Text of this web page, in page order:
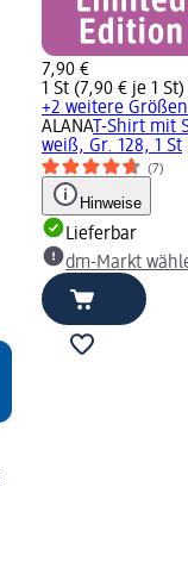
7,90 €
1 St (7,90 € je 1 St)
+2 weitere Größen
ALANAT-Shirt mit
weiß, Gr. 128, 1 St
(7)
Hinweise
Lieferbar
dm-Markt